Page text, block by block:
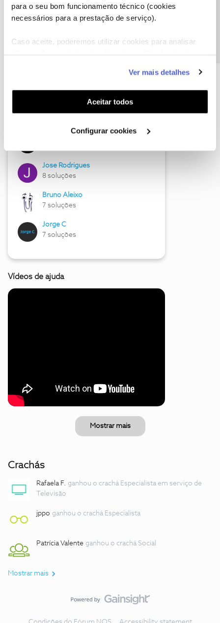
para o seu bom funcionamento técnico (cookies
necessários para a prestação de serviço).
Caso aceite, poderemos utilizar cookies para analisar
funcionalidades (cookies de personalização e
funcionalidade) e adaptar anúncios aos seus interesses
(cookies de publicidade personalizada). Pode gerir a
utilização dos cookies clicando em "Configurar
Ver mais detalhes
Aceitar todos
Configurar cookies
Hall of Fame de junho
Jose Rodrigues
8 soluções
Bruno Aleixo
7 soluções
Jorge C
7 soluções
Vídeos de ajuda
Mostrar mais
Crachás
Rafaela F. ganhou o crachá Especialista em serviço de
Televisão
jppo ganhou o crachá Especialista
Patrícia Valente ganhou o crachá Social
Mostrar mais